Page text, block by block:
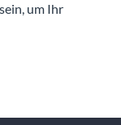
um Ihr